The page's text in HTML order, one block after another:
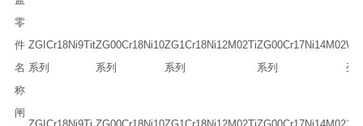
零
件
名
称
ZGICr18Ni9Tit
系列
ZG00Cr18Ni10
系列
ZG1Cr18Ni12M02Ti
系列
ZG00Cr17Ni14M02
系列
列
闸